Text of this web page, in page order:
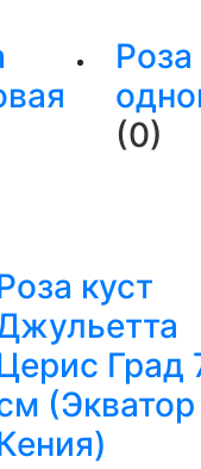
Роза
(0)
куст
Град
(Экватор